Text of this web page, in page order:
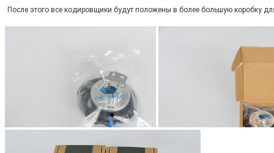
После этого все кодировщики будут положены в более большую коробку